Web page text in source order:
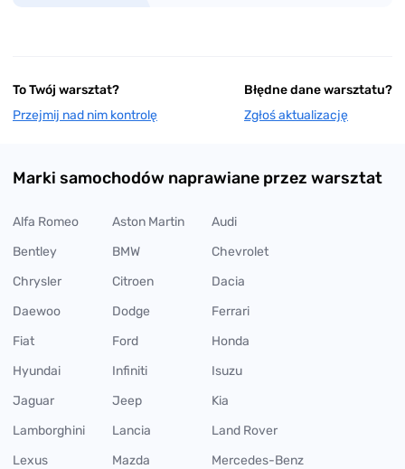
To Twój warsztat?
Przejmij nad nim kontrolę
Błędne dane warsztatu?
Zgłoś aktualizację
Marki samochodów naprawiane przez warsztat
Alfa Romeo Aston Martin
Audi
Bentley
BMW
Chevrolet
Chrysler
Citroen
Dacia
Daewoo
Dodge
Ferrari
Fiat
Ford
Honda
Hyundai
Infiniti
Isuzu
Jaguar
Jeep
Kia
Lamborghini
Lancia
Land Rover
Lexus
Mazda
Mercedes-Benz